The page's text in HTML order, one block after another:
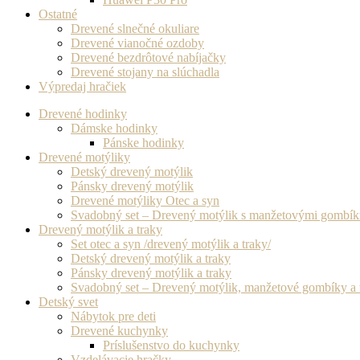
Ostatné
Drevené slnečné okuliare
Drevené vianočné ozdoby
Drevené bezdrôtové nabíjačky
Drevené stojany na slúchadla
Výpredaj hračiek
Drevené hodinky
Dámske hodinky
Pánske hodinky
Drevené motýliky
Detský drevený motýlik
Pánsky drevený motýlik
Drevené motýliky Otec a syn
Svadobný set – Drevený motýlik s manžetovými
Drevený motýlik a traky
Set otec a syn /drevený motýlik a traky/
Detský drevený motýlik a traky
Pánsky drevený motýlik a traky
Svadobný set – Drevený motýlik, manžetové gombíky a
Detský svet
Nábytok pre deti
Drevené kuchynky
Príslušenstvo do kuchynky